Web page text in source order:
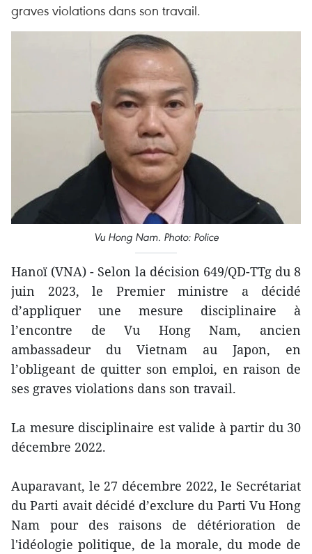
graves violations dans son travail.
Vu Hong Nam. Photo: Police
Hanoï (VNA) - Selon la décision 649/QD-TTg du 8
juin 2023, le Premier ministre a décidé
d’appliquer une mesure disciplinaire à
l’encontre de Vu Hong Nam, ancien
ambassadeur du Vietnam au Japon, en
l’obligeant de quitter son emploi, en raison de
ses graves violations dans son travail.
La mesure disciplinaire est valide à partir du 30
décembre 2022.
Auparavant, le 27 décembre 2022, le Secrétariat
du Parti avait décidé d’exclure du Parti Vu Hong
Nam pour des raisons de détérioration de
l'idéologie politique, de la morale, du mode de